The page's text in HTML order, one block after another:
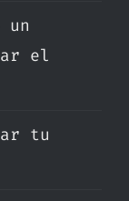
un
el
tu